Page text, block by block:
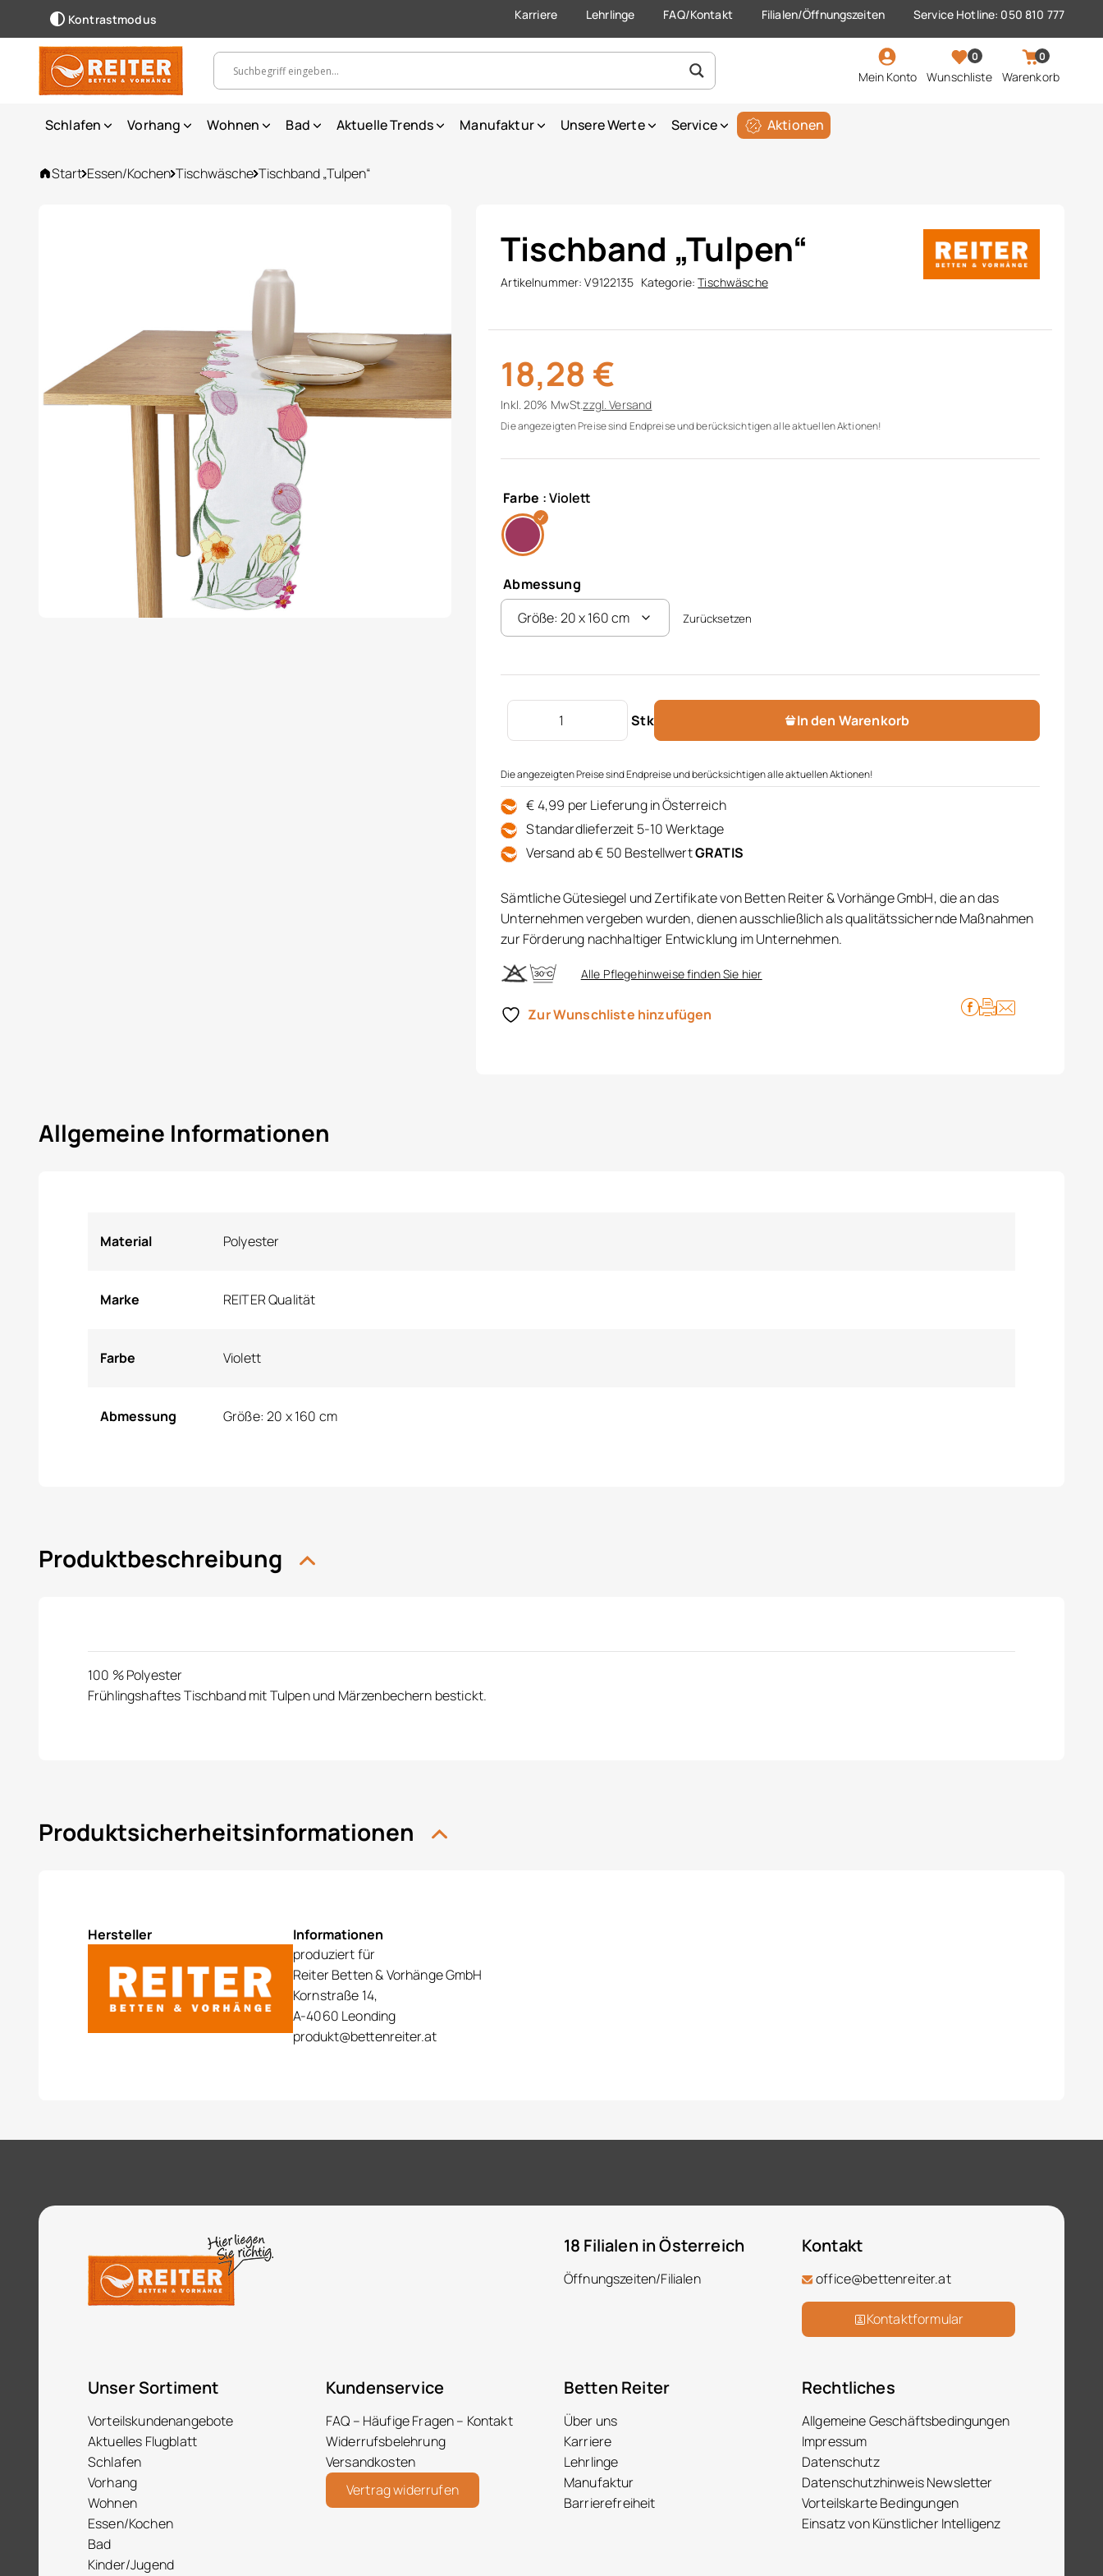
Kontrastmodus Karriere Lehrlinge FAQ/Kontakt Filialen/Öffnungszeiten Service Hotline: 050 810 777
Suchbegriff, Artikelnummer ...
Mein Konto
0
Wunschliste
0
Warenkorb
Schlafen Vorhang Wohnen Bad Aktuelle Trends Manufaktur Unsere Werte Service Aktionen
Start Essen/Kochen Tischwäsche Tischband „Tulpen“
Tischband „Tulpen“
Artikelnummer:V9122135 Kategorie:Tischwäsche
18,28 €
Inkl. 20% MwSt.zzgl.Versand
Die angezeigten Preise sind Endpreise und berücksichtigen alle aktuellen Aktionen!
Farbe : Violett
Abmessung
Zurücksetzen
Stk
Tischband "Tulpen" Menge
In den Warenkorb
Die angezeigten Preise sind Endpreise und berücksichtigen alle aktuellen Aktionen!
€ 4,99 per Lieferung in Österreich
Standardlieferzeit 5-10 Werktage
Versand ab € 50 BestellwertGRATIS
Sämtliche Gütesiegel und Zertifikate von Betten Reiter & Vorhänge GmbH, die an das
Unternehmen vergeben wurden, dienen ausschließlich als qualitätssichernde Maßnahmen
zur Förderung nachhaltiger Entwicklung im Unternehmen.
Alle Pflegehinweise finden Sie hier
Zur Wunschliste hinzufügen
Allgemeine Informationen
Material Polyester
Marke REITER Qualität
Farbe Violett
Abmessung Größe: 20 x 160 cm
Produktbeschreibung
100 % Polyester
Frühlingshaftes Tischband mit Tulpen und Märzenbechern bestickt.
Produktsicherheitsinformationen
Hersteller
Informationen
produziert für
Reiter Betten & Vorhänge GmbH
Kornstraße 14,
A-4060 Leonding
produkt@bettenreiter.at
18 Filialen in Österreich
Öffnungszeiten/Filialen
Kontakt
office@bettenreiter.at
Kontaktformular
Unser Sortiment
Vorteilskundenangebote
Aktuelles Flugblatt
Schlafen
Vorhang
Wohnen
Essen/Kochen
Bad
Kinder/Jugend
Kundenservice
FAQ – Häufige Fragen – Kontakt
Widerrufsbelehrung
Versandkosten
Vertrag widerrufen
Betten Reiter
Über uns
Karriere
Lehrlinge
Manufaktur
Barrierefreiheit
Rechtliches
Allgemeine Geschäftsbedingungen
Impressum
Datenschutz
Datenschutzhinweis Newsletter
Vorteilskarte Bedingungen
Einsatz von Künstlicher Intelligenz